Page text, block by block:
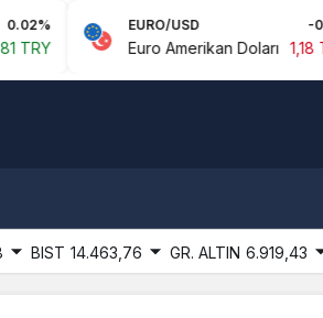
EURO/USD
Euro Amerikan Doları 1,18 TRY
BIST 14.463,76 GR. ALTIN 6.919,43